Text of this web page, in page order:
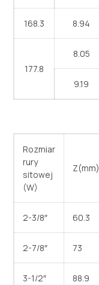
168.3 8.94
177.8
8.05
9.19
Rozmiar
rury
sitowej
(W)
Z(mm)
2-3/8″ 60.3
2-7/8″ 73
3-1/2″ 88.9